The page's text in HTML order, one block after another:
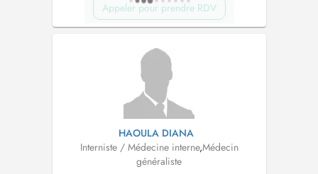
Appeler pour prendre RDV
HAOULA DIANA
Interniste / Médecine interne,Médecin
généraliste